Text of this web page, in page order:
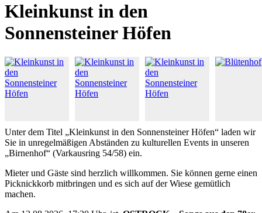
Kleinkunst in den
Sonnensteiner Höfen
Unter dem Titel „Kleinkunst in den Sonnensteiner Höfen“ laden wir
Sie in unregelmäßigen Abständen zu kulturellen Events in unseren
„Birnenhof“ (Varkausring 54/58) ein.
Mieter und Gäste sind herzlich willkommen. Sie können gerne einen
Picknickkorb mitbringen und es sich auf der Wiese gemütlich
machen.